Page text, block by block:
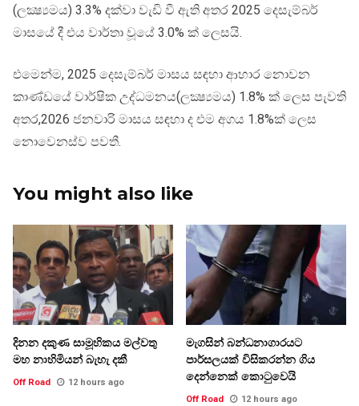
(ලක්‍ෂ්‍යමය) 3.3% දක්වා වැඩි වී ඇති අතර 2025 දෙසැම්බර්
මාසයේ දී එය වාර්තා වූයේ 3.0% ක් ලෙසයි.
එමෙන්ම, 2025 දෙසැම්බර් මාසය සඳහා ආහාර නොවන
කාණ්ඩයේ වාර්ෂික උද්ධමනය(ලක්‍ෂ්‍යමය) 1.8% ක් ලෙස පැවති
අතර,2026 ජනවාරි මාසය සඳහා ද එම අගය 1.8%ක් ලෙස
නොවෙනස්ව පවතී.
You might also like
දිනන දකුණ සාමූහිකය මල්වතු
මහ නාහිමියන් බැහැ දකී
Off Road 12 hours ago
මැගසින් බන්ධනාගාරයට
පාර්සලයක් විසිකරන්න ගිය
දෙන්නෙක් කොටුවෙයි
Off Road 12 hours ago